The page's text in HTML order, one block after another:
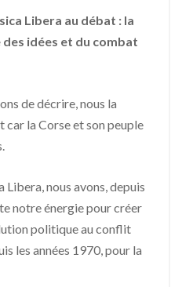
Libera au débat : la
idées et du combat
de décrire, nous la
la Corse et son peuple
nous avons, depuis
notre énergie pour créer
politique au conflit
les années 1970, pour la